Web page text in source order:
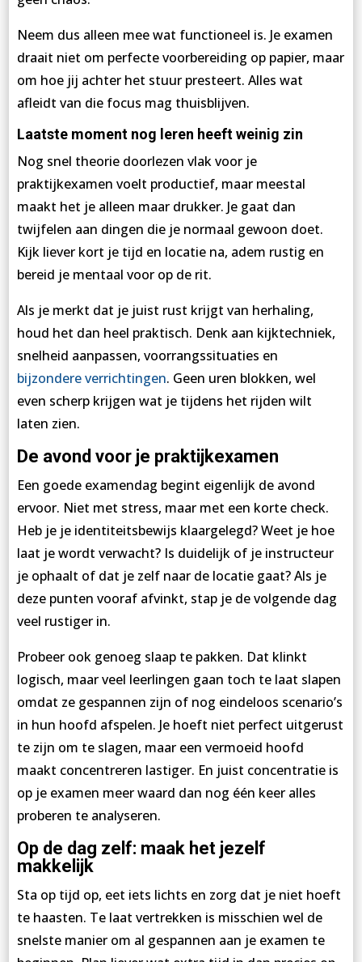
Neem dus alleen mee wat functioneel is. Je examen
draait niet om perfecte voorbereiding op papier, maar
om hoe jij achter het stuur presteert. Alles wat
afleidt van die focus mag thuisblijven.
Laatste moment nog leren heeft weinig zin
Nog snel theorie doorlezen vlak voor je
praktijkexamen voelt productief, maar meestal
maakt het je alleen maar drukker. Je gaat dan
twijfelen aan dingen die je normaal gewoon doet.
Kijk liever kort je tijd en locatie na, adem rustig en
bereid je mentaal voor op de rit.
Als je merkt dat je juist rust krijgt van herhaling,
houd het dan heel praktisch. Denk aan kijktechniek,
snelheid aanpassen, voorrangssituaties en
bijzondere verrichtingen. Geen uren blokken, wel
even scherp krijgen wat je tijdens het rijden wilt
laten zien.
De avond voor je praktijkexamen
Een goede examendag begint eigenlijk de avond
ervoor. Niet met stress, maar met een korte check.
Heb je je identiteitsbewijs klaargelegd? Weet je hoe
laat je wordt verwacht? Is duidelijk of je instructeur
je ophaalt of dat je zelf naar de locatie gaat? Als je
deze punten vooraf afvinkt, stap je de volgende dag
veel rustiger in.
Probeer ook genoeg slaap te pakken. Dat klinkt
logisch, maar veel leerlingen gaan toch te laat slapen
omdat ze gespannen zijn of nog eindeloos scenario’s
in hun hoofd afspelen. Je hoeft niet perfect uitgerust
te zijn om te slagen, maar een vermoeid hoofd
maakt concentreren lastiger. En juist concentratie is
op je examen meer waard dan nog één keer alles
proberen te analyseren.
Op de dag zelf: maak het jezelf
makkelijk
Sta op tijd op, eet iets lichts en zorg dat je niet hoeft
te haasten. Te laat vertrekken is misschien wel de
snelste manier om al gespannen aan je examen te